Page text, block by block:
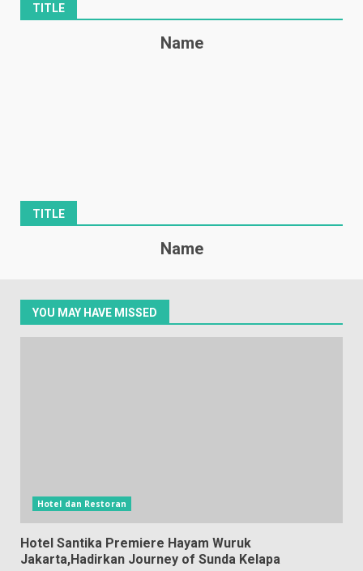
TITLE
Name
TITLE
Name
YOU MAY HAVE MISSED
Hotel dan Restoran
Hotel Santika Premiere Hayam Wuruk
Jakarta,Hadirkan Journey of Sunda Kelapa